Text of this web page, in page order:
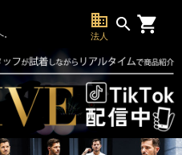
business
法人
search